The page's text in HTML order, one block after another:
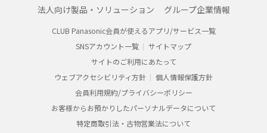
法人向け製品・ソリューション グループ企業情報
CLUB Panasonic会員が使えるアプリ/サービス一覧
SNSアカウント一覧
サイトマップ
サイトのご利用にあたって
ウェブアクセシビリティ方針
個人情報保護方針
会員利用規約/プライバシーポリシー
お客様からお預かりしたパーソナルデータについて
特定商取引法・古物営業法について